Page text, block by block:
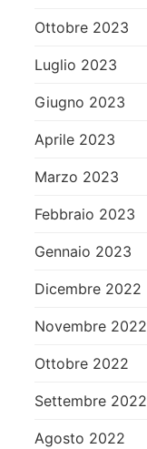
Ottobre 2023
Luglio 2023
Giugno 2023
Aprile 2023
Marzo 2023
Febbraio 2023
Gennaio 2023
Dicembre 2022
Novembre 2022
Ottobre 2022
Settembre 2022
Agosto 2022